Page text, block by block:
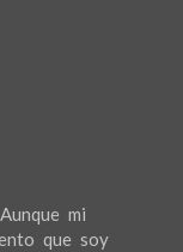
mi
que soy